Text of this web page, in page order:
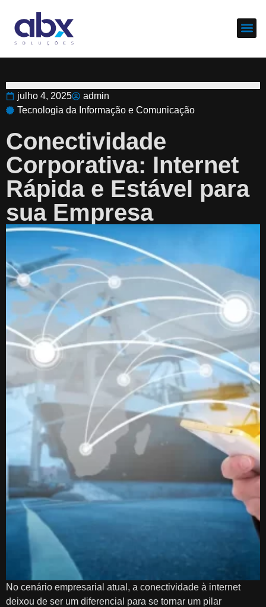
julho 4, 2025
admin
Tecnologia da Informação e Comunicação
Conectividade
Corporativa: Internet
Rápida e Estável para
sua Empresa
No cenário empresarial atual, a conectividade à internet
deixou de ser um diferencial para se tornar um pilar